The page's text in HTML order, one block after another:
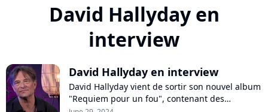
David Hallyday en
interview
David Hallyday en interview
David Hallyday vient de sortir son nouvel album
"Requiem pour un fou", contenant des